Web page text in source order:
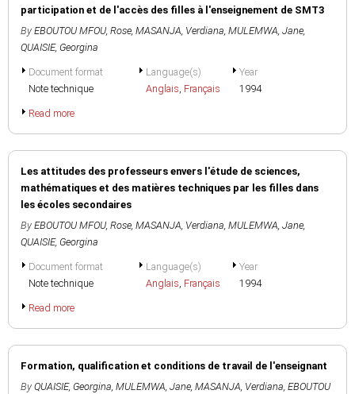
participation et de l'accès des filles à l'enseignement de SMT3
By EBOUTOU MFOU, Rose, MASANJA, Verdiana, MULEMWA, Jane,
QUAISIE, Georgina
Document format
Note technique
Language(s)
Anglais, Français
Year
1994
Read more
Les attitudes des professeurs envers l'étude de sciences,
mathématiques et des matières techniques par les filles dans
les écoles secondaires
By EBOUTOU MFOU, Rose, MASANJA, Verdiana, MULEMWA, Jane,
QUAISIE, Georgina
Document format
Note technique
Language(s)
Anglais, Français
Year
1994
Read more
Formation, qualification et conditions de travail de l'enseignant
By QUAISIE, Georgina, MULEMWA, Jane, MASANJA, Verdiana, EBOUTOU